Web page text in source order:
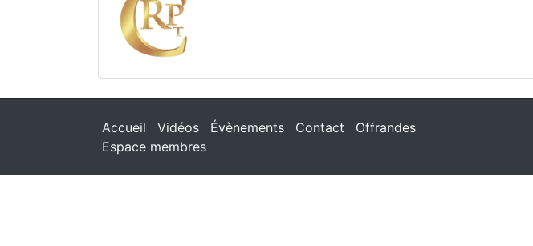
Accueil Vidéos Évènements Contact
Offrandes
Espace membres